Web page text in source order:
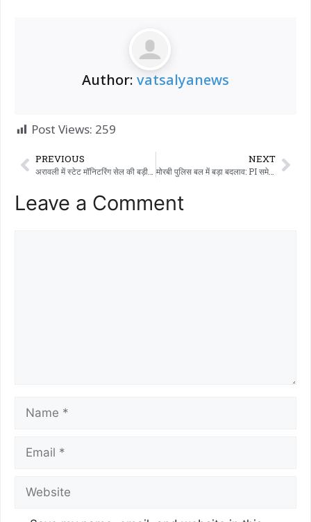
Author: vatsalyanews
Post Views: 259
PREVIOUS
अरावली में स्टेट मॉनिटरिंग सेल की बड़ी कार्रवाई: शामलाजी इलाके से ₹1.10 करोड़ की विदेशी शराब ज़ब्त – 1 गिरफ्तार, ज़िले में SMC की निगरानी जारी
NEXT
मोरबी पुलिस बल में बड़ा बदलाव: PI समेत 8 अधिकारियों का तबादला, 5 नए चेहरे शामिल
Leave a Comment